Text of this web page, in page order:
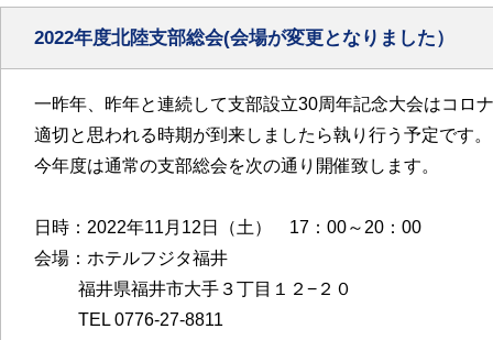
2022年度北陸支部総会(会場が変更となりました）
一昨年、昨年と連続して支部設立30周年記念大会はコロ
適切と思われる時期が到来しましたら執り行う予定です。
今年度は通常の支部総会を次の通り開催致します。
日時：2022年11月12日（土） 17：00～20：00
会場：ホテルフジタ福井
福井県福井市大手３丁目１２−２０
TEL 0776-27-8811